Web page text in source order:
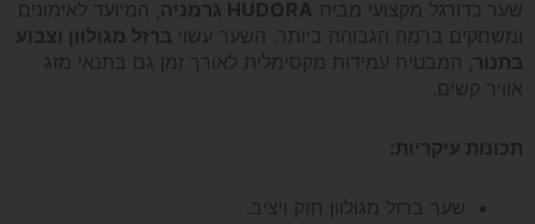
מקצועי
300
ס"מ
HUDORA
שער כדורגל מקצועי מבית HUDORA גרמניה
, המיועד לאימונים
ומשחקים ברמה הגבוהה ביותר. השער עשוי ברזל מגולוון וצבוע
בתנור , המבטיח עמידות מקסימלית לאורך זמן גם בתנאי מזג
אוויר קשים.
תכונות עיקריות:
שער ברזל מגולוון חזק ויציב.